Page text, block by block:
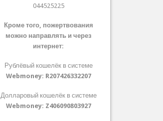
044525225
Кроме того, пожертвования
можно направлять и через
интернет:
Рублёвый кошелёк в системе
Webmoney: R207426332207
Долларовый кошелёк в системе
Webmoney: Z406090803927